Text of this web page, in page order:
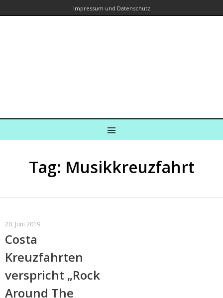
Impressum und Datenschutz
MENU
Tag: Musikkreuzfahrt
20. Juni 2019
Costa
Kreuzfahrten
verspricht „Rock
Around The